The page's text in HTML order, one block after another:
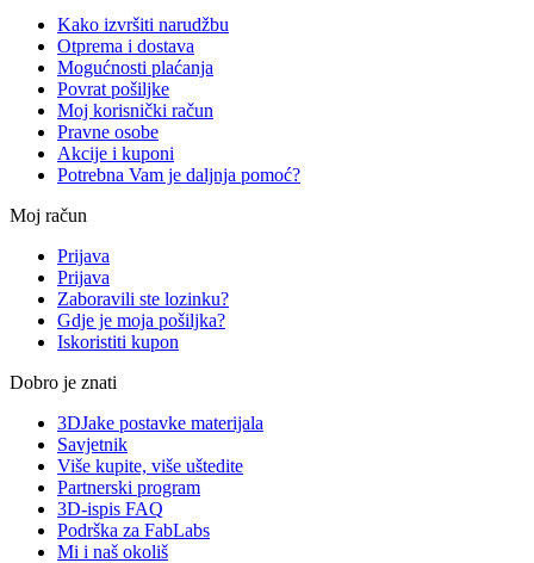
Kako izvršiti narudžbu
Otprema i dostava
Mogućnosti plaćanja
Povrat pošiljke
Moj korisnički račun
Pravne osobe
Akcije i kuponi
Potrebna Vam je daljnja pomoć?
Moj račun
Prijava
Prijava
Zaboravili ste lozinku?
Gdje je moja pošiljka?
Iskoristiti kupon
Dobro je znati
3DJake postavke materijala
Savjetnik
Više kupite, više uštedite
Partnerski program
3D-ispis FAQ
Podrška za FabLabs
Mi i naš okoliš